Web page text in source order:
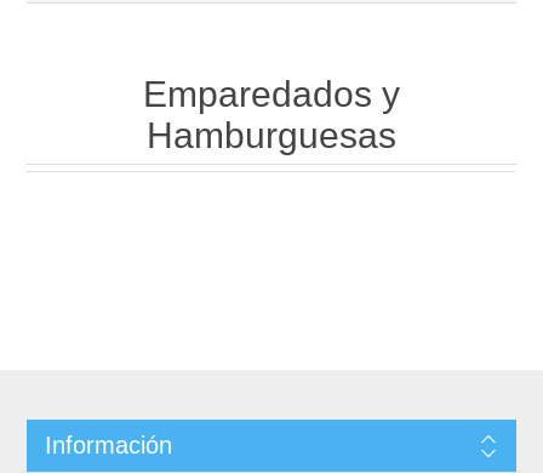
Emparedados y
Hamburguesas
Información